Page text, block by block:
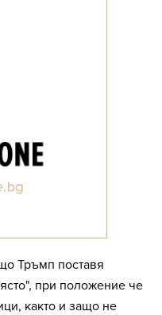
Тръмп поставя
при положение че
както и защо не